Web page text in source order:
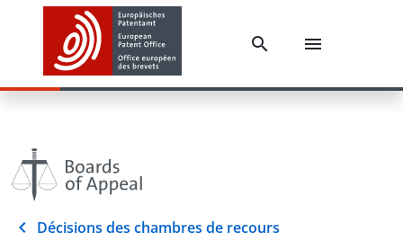
Décisions des chambres de recours